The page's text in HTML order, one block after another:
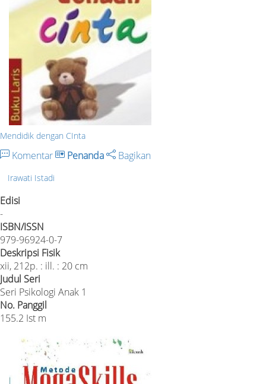
Mendidik dengan CInta
Komentar Penanda Bagikan
Irawati Istadi
Edisi
-
ISBN/ISSN
979-96924-0-7
Deskripsi Fisik
xii, 212p. : ill. : 20 cm
Judul Seri
Seri Psikologi Anak 1
No. Panggil
155.2 Ist m